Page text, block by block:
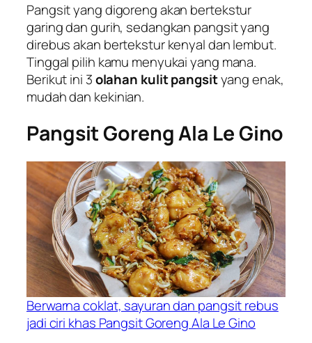
Pangsit yang digoreng akan bertekstur
garing dan gurih, sedangkan pangsit yang
direbus akan bertekstur kenyal dan lembut.
Tinggal pilih kamu menyukai yang mana.
Berikut ini 3olahan kulit pangsityang enak,
mudah dan kekinian.
Pangsit Goreng Ala Le Gino
Berwarna coklat, sayuran dan pangsit rebus
jadi ciri khas Pangsit Goreng Ala Le Gino